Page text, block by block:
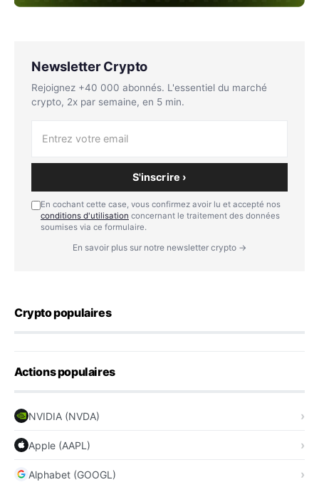
Newsletter Crypto
Rejoignez +40 000 abonnés. L'essentiel du marché
crypto, 2x par semaine, en 5 min.
S'inscrire ›
En cochant cette case, vous confirmez avoir lu et accepté nos
conditions d'utilisation concernant le traitement des données
soumises via ce formulaire.
En savoir plus sur notre newsletter crypto →
Crypto populaires
Actions populaires
NVIDIA (NVDA)
Apple (AAPL)
Alphabet (GOOGL)